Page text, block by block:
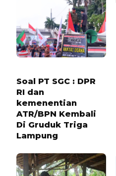
Soal PT SGC : DPR
RI dan
kemenentian
ATR/BPN Kembali
Di Gruduk Triga
Lampung